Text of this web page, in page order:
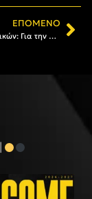
ΕΠΌΜΕΝΟ
Βόλεϊ Γυναικών: Για την πρόκριση στη Λαμία (Τετάρτη 29.1, 18:00)